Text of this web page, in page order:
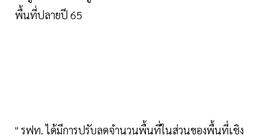
พื้นที่ปลายปี 65
" รฟท. ได้มีการปรับลดจำนวนพื้นที่ในส่วนของพื้นที่เชิง